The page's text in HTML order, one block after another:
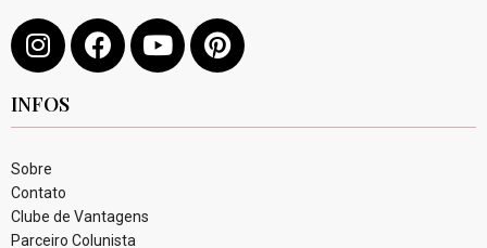
INFOS
Sobre
Contato
Clube de Vantagens
Parceiro Colunista